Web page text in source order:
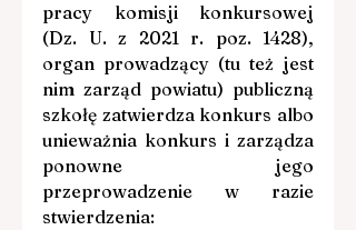
pracy komisji konkursowej
(Dz. U. z 2021 r. poz. 1428),
organ prowadzący (tu też jest
nim zarząd powiatu) publiczną
szkołę zatwierdza konkurs albo
unieważnia konkurs i zarządza
ponowne jego
przeprowadzenie w razie
stwierdzenia: